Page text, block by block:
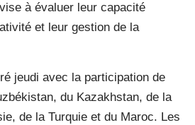
à évaluer leur capacité
et leur gestion de la
jeudi avec la participation de
du Kazakhstan, de la
de la Turquie et du Maroc. Les